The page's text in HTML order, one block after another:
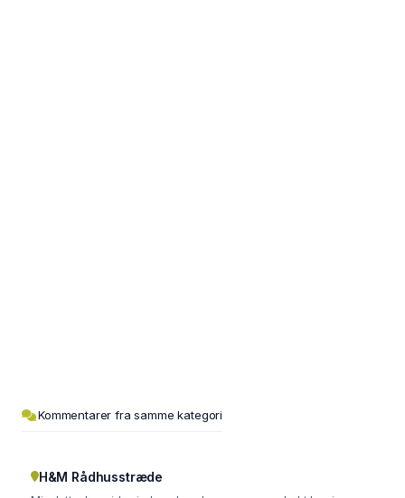
Kommentarer fra samme kategori
H&M Rådhusstræde